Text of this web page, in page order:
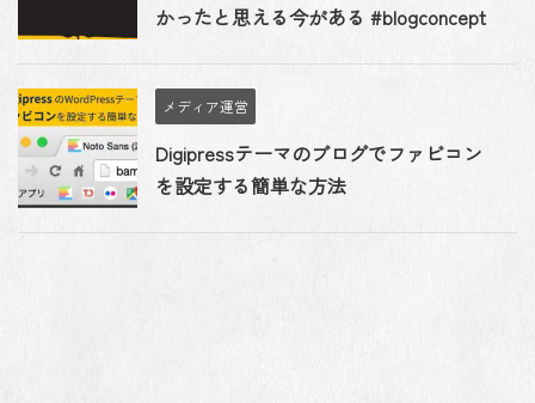
かったと思える今がある #blogconcept
メディア運営
Digipressテーマのブログでファビコン
を設定する簡単な方法